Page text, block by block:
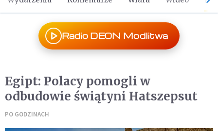
Radio DEON Modlitwa
Egipt: Polacy pomogli w
odbudowie świątyni Hatszepsut
PO GODZINACH